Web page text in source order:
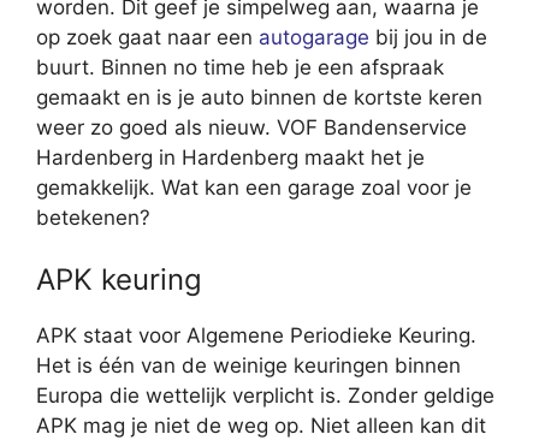
worden. Dit geef je simpelweg aan, waarna je
op zoek gaat naar een autogarage bij jou in de
buurt. Binnen no time heb je een afspraak
gemaakt en is je auto binnen de kortste keren
weer zo goed als nieuw. VOF Bandenservice
Hardenberg in Hardenberg maakt het je
gemakkelijk. Wat kan een garage zoal voor je
betekenen?
APK keuring
APK staat voor Algemene Periodieke Keuring.
Het is één van de weinige keuringen binnen
Europa die wettelijk verplicht is. Zonder geldige
APK mag je niet de weg op. Niet alleen kan dit